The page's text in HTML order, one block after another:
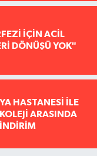
İÇİN ACİL
DÖNÜŞÜ YOK"
HASTANESİ İLE
ARASINDA